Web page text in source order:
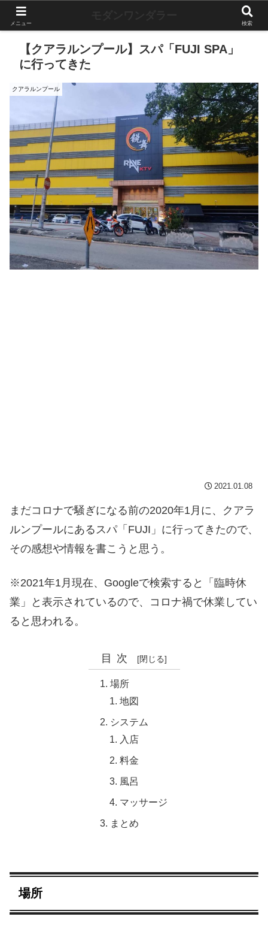
【クアラルンプール】スパ「FUJI SPA」
に行ってきた
クアラルンプール
2021.01.08
まだコロナで騒ぎになる前の2020年1月に、クアラ
ルンプールにあるスパ「FUJI」に行ってきたので、
その感想や情報を書こうと思う。
※2021年1月現在、Googleで検索すると「臨時休
業」と表示されているので、コロナ禍で休業してい
ると思われる。
目次
場所
地図
システム
入店
料金
風呂
マッサージ
まとめ
場所
メニュー 検索